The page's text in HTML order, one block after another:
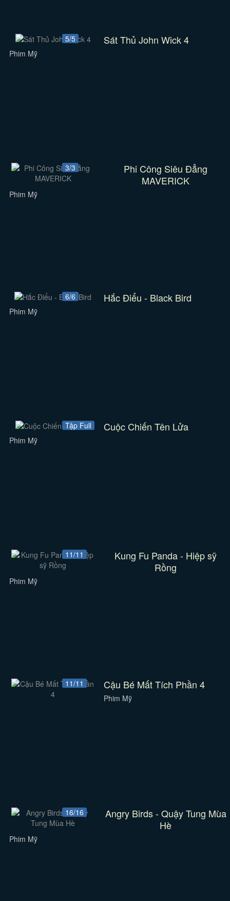
5/5 Sát Thủ John Wick 4
Phim Mỹ
3/3
Phi Công Siêu Đẳng
MAVERICK
Phim Mỹ
6/6 Hắc Điểu - Black Bird
Phim Mỹ
Tập Full Cuộc Chiến Tên Lửa
Phim Mỹ
11/11
Kung Fu Panda - Hiệp sỹ
Rồng
Phim Mỹ
11/11 Cậu Bé Mất Tích Phần 4
Phim Mỹ
16/16
Angry Birds - Quậy Tung Mùa
Hè
Phim Mỹ